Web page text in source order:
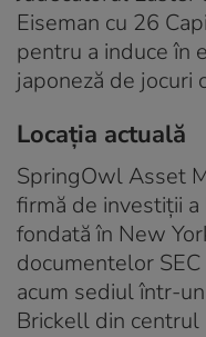
Eiseman cu 26
pentru a induce în
japoneză de jocuri
Locația actuală
SpringOwl Asset
firmă de investiții
fondată în New
documentelor
acum sediul într-
Brickell din centrul